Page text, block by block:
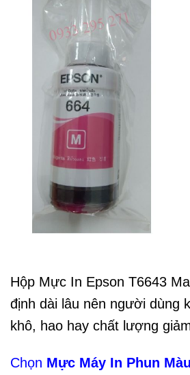
Hộp Mực In Epson T6643
định dài lâu nên người dùng
khô, hao hay chất lượng
Chọn Mực Máy In Phun